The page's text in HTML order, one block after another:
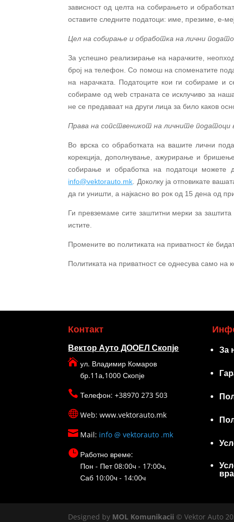
зависност од целта на собирањето и
оставите следните податоци: име, презиме, е-
Цел на собирање и обработка на лични
За успешно реализирање на нарачките,
број на телефон. Со помош на споменатите
на нарачката. Податоците кои ги собираме и
собираме од webстраната се исклучиво за
не се предаваат на други лица за било каков
Права на сопственикот на личните податоци
Во врска со обработката на вашите лични
корекција, дополнување, ажурирање и
собирање и обработка на податоци можете
info@vektorauto.mk. Доколку ја отповикате
да ги уништи, а најкасно во рок од 15 дена од
Ги превземаме сите заштитни мерки за
истите.
Промените во политиката на приватност ќе
Политиката на приватност се однесува само на
Контакт
Вектор Ауто ДООЕЛ Скопје
 ул. Владимир Комаров
бр.11а,1000 Скопје
 Телефон: +38970 273 503
 Web: www.vektorauto.mk
 Mail: info @ vektorauto .mk
 Работно време:
Пон - Пет 08:00ч - 17:00ч,
Саб 10:00ч - 14:00ч
За
Designed by MOL Komunikacii © Vektor Auto